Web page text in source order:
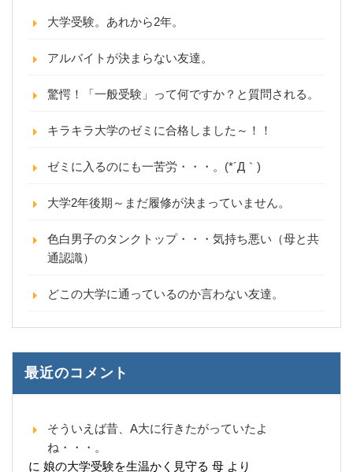
大学受験。あれから2年。
アルバイトが決まらない友達。
驚愕！「一般受験」って何ですか？と質問される。
キラキラ大学のゼミに合格しました～！！
ゼミに入るのにも一苦労・・・。(*´Д｀)
大学2年後期～まだ履修が決まっていません。
色白男子のタンクトップ・・・気持ち悪い（母と共
通認識）
どこの大学に通っているのか言わない友達。
最近のコメント
そういえば昔、A大に行きたがっていたよ
ね・・・。
に 娘の大学受験を生温かく見守る 母 より